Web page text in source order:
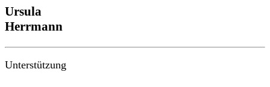
Ursula
Herrmann
Unterstützung